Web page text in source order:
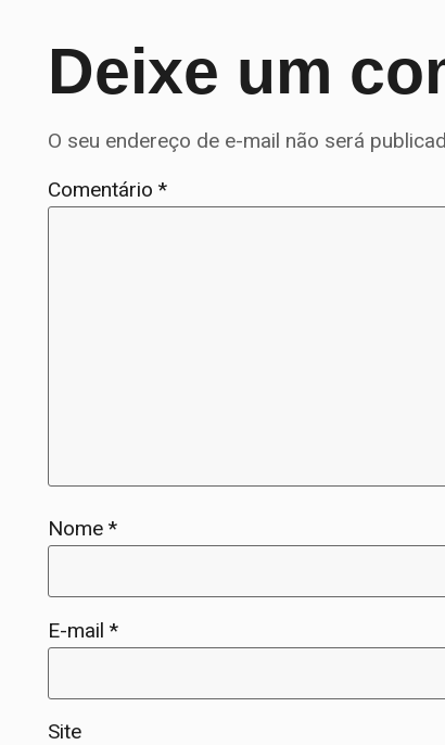
Deixe um
O seu endereço de e-mail não será
Comentário*
Nome*
E-mail*
Site